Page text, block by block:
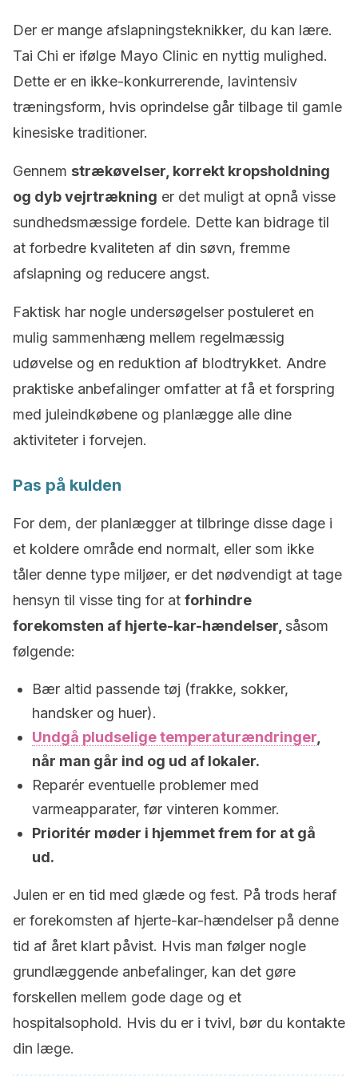
Der er mange afslapningsteknikker, du kan lære.
Tai Chi er ifølge Mayo Clinic en nyttig mulighed.
Dette er en ikke-konkurrerende, lavintensiv
træningsform, hvis oprindelse går tilbage til gamle
kinesiske traditioner.
Gennem strækøvelser, korrekt kropsholdning
og dyb vejrtrækning er det muligt at opnå visse
sundhedsmæssige fordele. Dette kan bidrage til
at forbedre kvaliteten af din søvn, fremme
afslapning og reducere angst.
Faktisk har nogle undersøgelser postuleret en
mulig sammenhæng mellem regelmæssig
udøvelse og en reduktion af blodtrykket. Andre
praktiske anbefalinger omfatter at få et forspring
med juleindkøbene og planlægge alle dine
aktiviteter i forvejen.
Pas på kulden
For dem, der planlægger at tilbringe disse dage i
et koldere område end normalt, eller som ikke
tåler denne type miljøer, er det nødvendigt at tage
hensyn til visse ting for at forhindre
forekomsten af hjerte-kar-hændelser, såsom
følgende:
Bær altid passende tøj (frakke, sokker,
handsker og huer).
Undgå pludselige temperaturændringer
når man går ind og ud af lokaler.
Reparér eventuelle problemer med
varmeapparater, før vinteren kommer.
Prioritér møder i hjemmet frem for at gå
ud.
Julen er en tid med glæde og fest. På trods heraf
er forekomsten af hjerte-kar-hændelser på denne
tid af året klart påvist. Hvis man følger nogle
grundlæggende anbefalinger, kan det gøre
forskellen mellem gode dage og et
hospitalsophold. Hvis du er i tvivl, bør du kontakte
din læge.